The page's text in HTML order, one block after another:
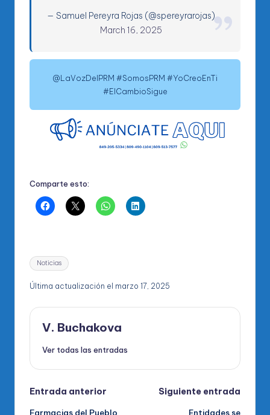
— Samuel Pereyra Rojas (@spereyrarojas)
March 16, 2025
@LaVozDelPRM #SomosPRM #YoCreoEnTi
#ElCambioSigue
Comparte esto:
Etiquetas:
Noticias
Última actualización el marzo 17, 2025
V. Buchakova
Ver todas las entradas
Navegación
Entrada anterior
Farmacias del Pueblo
Siguiente entrada
Entidades se